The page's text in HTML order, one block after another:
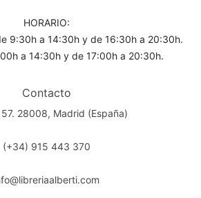
HORARIO:
9:30h a 14:30h y de 16:30h a 20:30h.
a 14:30h y de 17:00h a 20:30h.
Contacto
28008, Madrid (España)
(+34) 915 443 370